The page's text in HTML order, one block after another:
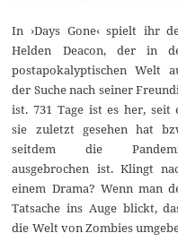
In ›Days Gone‹ spielt ihr
Helden Deacon, der in
postapokalyptischen Welt
der Suche nach seiner
ist. 731 Tage ist es her, seit
sie zuletzt gesehen hat
seitdem die
ausgebrochen ist. Klingt
einem Drama? Wenn man
Tatsache ins Auge blickt,
die Welt von Zombies